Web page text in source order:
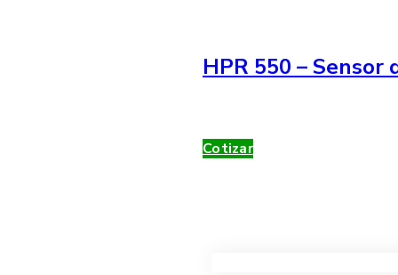
HPR 550 – Sensor
Cotizar